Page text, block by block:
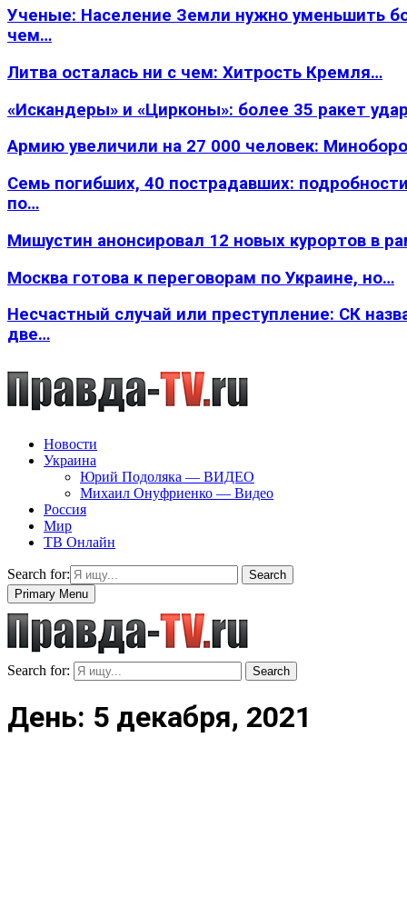
Ученые: Население Земли нужно уменьшить
чем…
Литва осталась ни с чем: Хитрость Кремля…
«Искандеры» и «Цирконы»: более 35 ракет
Армию увеличили на 27 000 человек:
Семь погибших, 40 пострадавших:
по…
Мишустин анонсировал 12 новых курортов в
Москва готова к переговорам по Украине, но…
Несчастный случай или преступление: СК
две…
Новости
Украина
Юрий Подоляка — ВИДЕО
Михаил Онуфриенко — Видео
Россия
Мир
ТВ Онлайн
Search for:
Search
Primary Menu
Search for: Search
День: 5 декабря, 2021